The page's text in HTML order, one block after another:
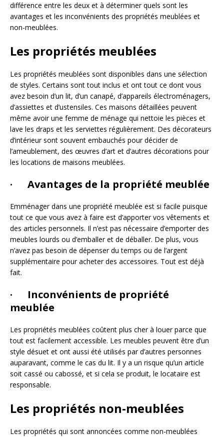
différence entre les deux et à déterminer quels sont les
avantages et les inconvénients des propriétés meublées et
non-meublées.
Les propriétés meublées
Les propriétés meublées sont disponibles dans une sélection
de styles. Certains sont tout inclus et ont tout ce dont vous
avez besoin d’un lit, d’un canapé, d’appareils électroménagers,
d’assiettes et d’ustensiles. Ces maisons détaillées peuvent
même avoir une femme de ménage qui nettoie les pièces et
lave les draps et les serviettes régulièrement. Des décorateurs
d’intérieur sont souvent embauchés pour décider de
l’ameublement, des œuvres d’art et d’autres décorations pour
les locations de maisons meublées.
· Avantages de la propriété meublée
Emménager dans une propriété meublée est si facile puisque
tout ce que vous avez à faire est d’apporter vos vêtements et
des articles personnels. Il n’est pas nécessaire d’emporter des
meubles lourds ou d’emballer et de déballer. De plus, vous
n’avez pas besoin de dépenser du temps ou de l’argent
supplémentaire pour acheter des accessoires. Tout est déjà
fait.
· Inconvénients de propriété
meublée
Les propriétés meublées coûtent plus cher à louer parce que
tout est facilement accessible. Les meubles peuvent être d’un
style désuet et ont aussi été utilisés par d’autres personnes
auparavant, comme le cas du lit. Il y a un risque qu’un article
soit cassé ou cabossé, et si cela se produit, le locataire est
responsable.
Les propriétés non-meublées
Les propriétés qui sont annoncées comme non-meublées